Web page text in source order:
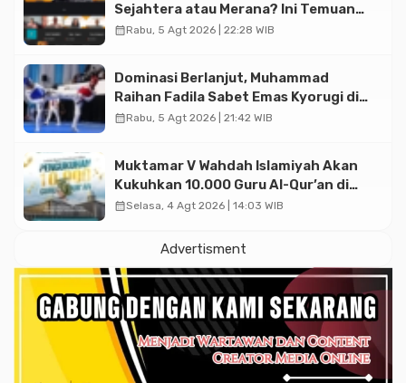
Sejahtera atau Merana? Ini Temuan
Diskusi Paramadina
calendar_monthRabu, 5 Agt 2026 | 22:28 WIB
Dominasi Berlanjut, Muhammad
Raihan Fadila Sabet Emas Kyorugi di
Asian Taekwondo Indonesia Open
calendar_monthRabu, 5 Agt 2026 | 21:42 WIB
Muktamar V Wahdah Islamiyah Akan
Kukuhkan 10.000 Guru Al-Qur’an di
Masjid Istiqlal
calendar_monthSelasa, 4 Agt 2026 | 14:03 WIB
Advertisment